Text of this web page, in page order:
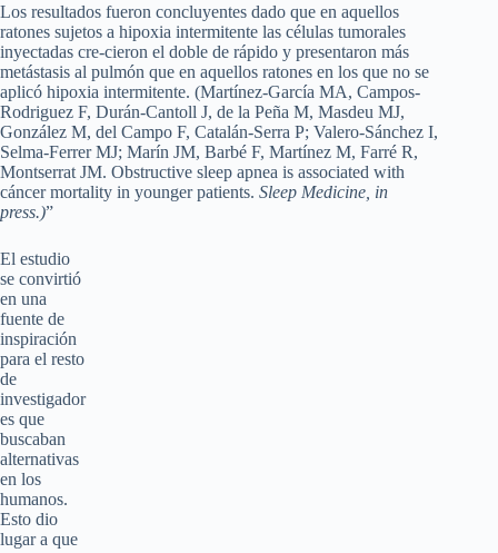
Los resultados fueron concluyentes dado que en aquellos
ratones sujetos a hipoxia intermitente las células tumorales
inyectadas cre-cieron el doble de rápido y presentaron más
metástasis al pulmón que en aquellos ratones en los que no se
aplicó hipoxia intermitente. (Martínez-García MA, Campos-
Rodriguez F, Durán-Cantoll J, de la Peña M, Masdeu MJ,
González M, del Campo F, Catalán-Serra P; Valero-Sánchez I,
Selma-Ferrer MJ; Marín JM, Barbé F, Martínez M, Farré R,
Montserrat JM. Obstructive sleep apnea is associated with
cáncer mortality in younger patients. Sleep Medicine, in
press.)”
El estudio
se convirtió
en una
fuente de
inspiración
para el resto
de
investigador
es que
buscaban
alternativas
en los
humanos.
Esto dio
lugar a que